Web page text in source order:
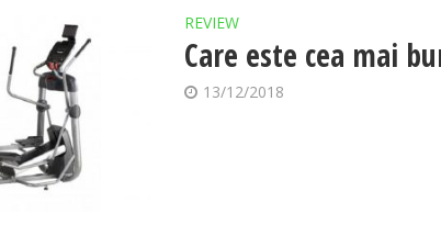
REVIEW
Care este cea mai
13/12/2018